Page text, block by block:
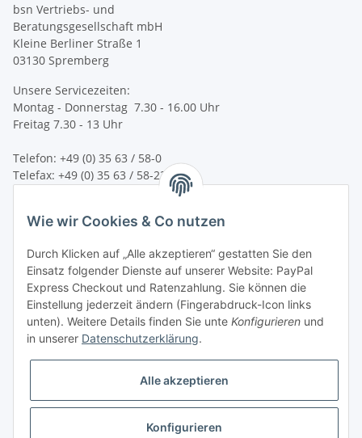
bsn Vertriebs- und
Beratungsgesellschaft mbH
Kleine Berliner Straße 1
03130 Spremberg
Unsere Servicezeiten:
Montag - Donnerstag 7.30 - 16.00 Uhr
Freitag 7.30 - 13 Uhr
Telefon: +49 (0) 35 63 / 58-0
Telefax: +49 (0) 35 63 / 58-231
service@bsn-spremberg.de
Wir versenden mit:
Ihre Zahlmöglichkeiten:
Wie wir Cookies & Co nutzen
Durch Klicken auf „Alle akzeptieren“ gestatten Sie den
Einsatz folgender Dienste auf unserer Website: PayPal
Express Checkout und Ratenzahlung. Sie können die
Einstellung jederzeit ändern (Fingerabdruck-Icon links
unten). Weitere Details finden Sie unte Konfigurieren und
in unserer Datenschutzerklärung.
Alle akzeptieren
Konfigurieren